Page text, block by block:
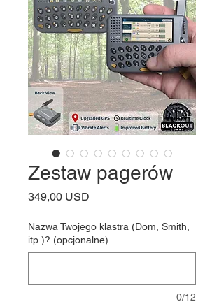
Zestaw pagerów
349,00 USD
Nazwa Twojego klastra (Dom, Smith,
itp.)? (opcjonalne)
0/12